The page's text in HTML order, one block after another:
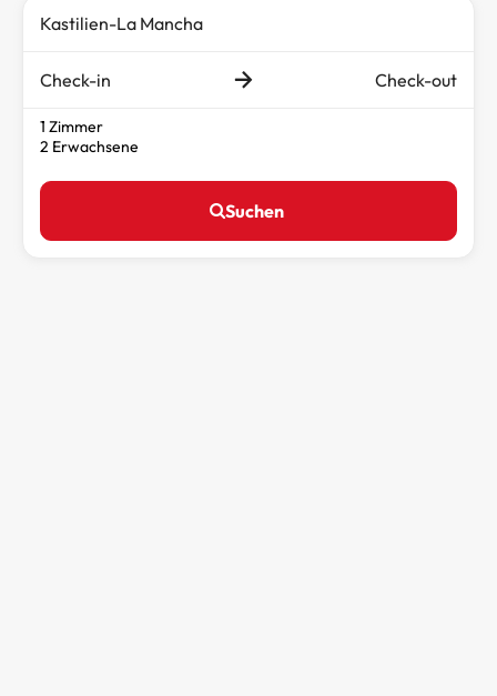
Check-in Check-out
1 Zimmer
2 Erwachsene
Suchen